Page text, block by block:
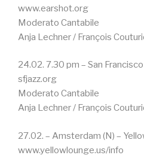
www.earshot.org
Moderato Cantabile
Anja Lechner / François
24.02. 7.30 pm – San
sfjazz.org
Moderato Cantabile
Anja Lechner / François
27.02. – Amsterdam (N) –
www.yellowlounge.us/info